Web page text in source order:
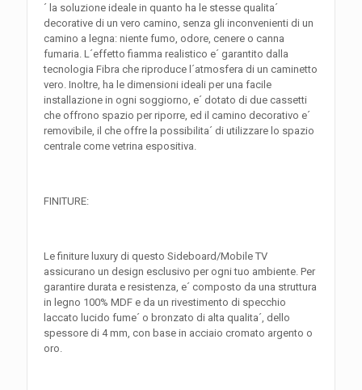
´ la soluzione ideale in quanto ha le stesse qualita´
decorative di un vero camino, senza gli inconvenienti di un
camino a legna: niente fumo, odore, cenere o canna
fumaria. L´effetto fiamma realistico e´ garantito dalla
tecnologia Fibra che riproduce l´atmosfera di un caminetto
vero. Inoltre, ha le dimensioni ideali per una facile
installazione in ogni soggiorno, e´ dotato di due cassetti
che offrono spazio per riporre, ed il camino decorativo e´
removibile, il che offre la possibilita´ di utilizzare lo spazio
centrale come vetrina espositiva.
FINITURE:
Le finiture luxury di questo Sideboard/Mobile TV
assicurano un design esclusivo per ogni tuo ambiente. Per
garantire durata e resistenza, e´ composto da una struttura
in legno 100% MDF e da un rivestimento di specchio
laccato lucido fume´ o bronzato di alta qualita´, dello
spessore di 4 mm, con base in acciaio cromato argento o
oro.